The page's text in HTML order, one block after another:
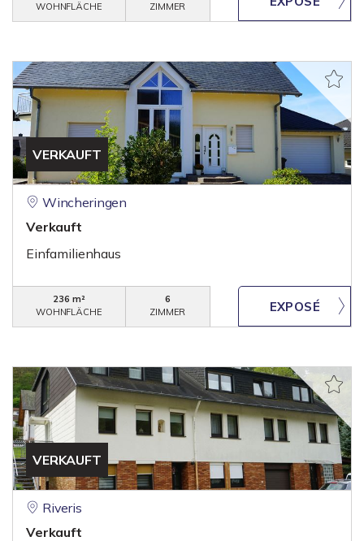
WOHNFLÄCHE
ZIMMER
VERKAUFT
Wincheringen
Verkauft
Einfamilienhaus
236 m²
WOHNFLÄCHE
6
ZIMMER
VERKAUFT
Riveris
Verkauft